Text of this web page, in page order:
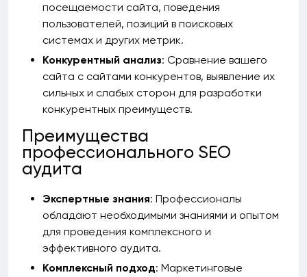
посещаемости сайта, поведения
пользователей, позиций в поисковых
системах и других метрик.
Конкурентный анализ: Сравнение вашего
сайта с сайтами конкурентов, выявление их
сильных и слабых сторон для разработки
конкурентных преимуществ.
Преимущества
профессионального SEO
аудита
Экспертные знания: Профессионалы
обладают необходимыми знаниями и опытом
для проведения комплексного и
эффективного аудита.
Комплексный подход: Маркетинговые